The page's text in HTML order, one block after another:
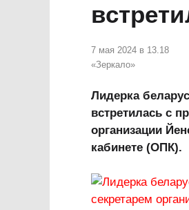
7 мая 2024 в 13.18
«Зеркало»
Лидерка
встретилась с
организации
кабинете (ОПК).